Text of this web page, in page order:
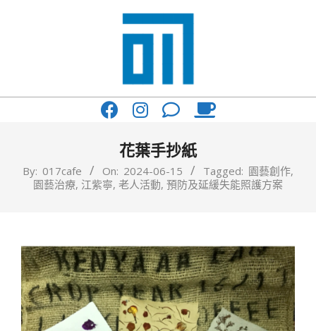
017
你
一
咖
啡
館
花葉手抄紙
By: 017cafe On: 2024-06-15 Tagged: 園藝創作,
園藝治療, 江紫寧, 老人活動, 預防及延緩失能照護方案